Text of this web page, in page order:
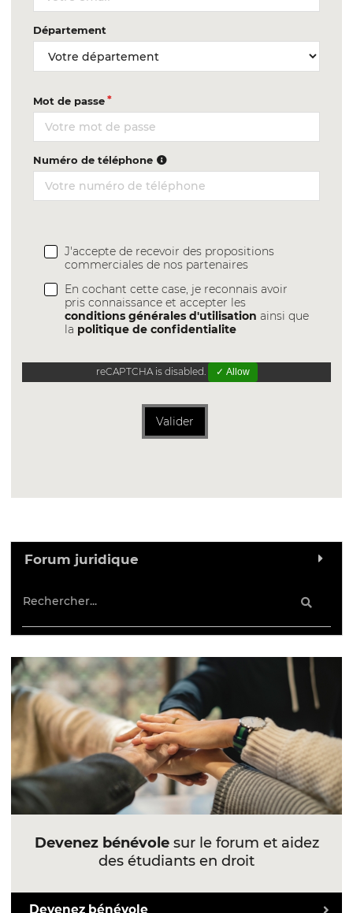
Département
Mot de passe
Numéro de téléphone
J'accepte de recevoir des propositions
commerciales de nos partenaires
En cochant cette case, je reconnais avoir
pris connaissance et accepter les
conditions générales d'utilisation ainsi que
la politique de confidentialite
reCAPTCHA is disabled. ✓ Allow
Valider
Forum juridique
Devenez bénévolesur le forum et aidez
des étudiants en droit
Devenez bénévole